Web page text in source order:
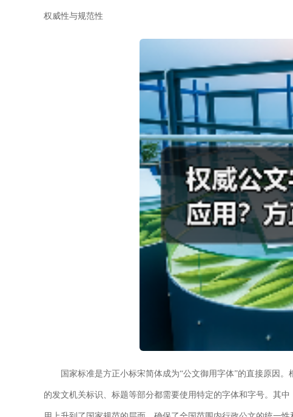
权威性与规范性
国家标准是方正小标宋简体成为“公文御用字体”的直接原因。
的发文机关标识、标题等部分都需要使用特定的字体和字号。其